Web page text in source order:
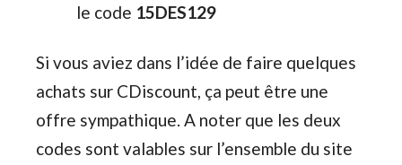
le code 15DES129
Si vous aviez dans l’idée de faire quelques
achats sur CDiscount, ça peut être une
offre sympathique. A noter que les deux
codes sont valables sur l’ensemble du site